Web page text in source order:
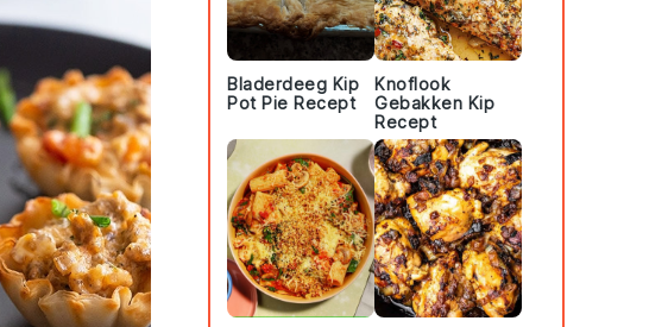
Bladerdeeg Kip
Pot Pie Recept
Knoflook
Gebakken Kip
Recept